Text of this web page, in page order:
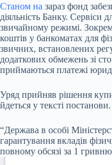
Станом на зараз фонд
діяльність Банку. Сервіси
звичайному режимі.
коштів у банкоматах для
звичних, встановлених
додаткових обмежень зі
приймаються платежі
Уряд прийняв рішення
йдеться у тексті постанови.
“Держава в особі
гарантування вкладів
повному обсязі за 1